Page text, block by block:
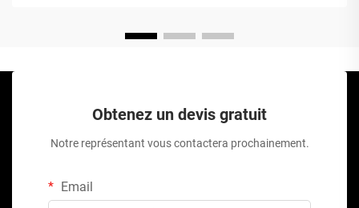
Obtenez un devis gratuit
Notre représentant vous contactera prochainement.
Email